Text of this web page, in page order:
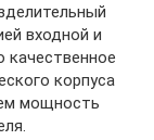
входной и
корпуса
мощность